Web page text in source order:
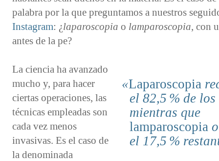
palabra por la que preguntamos a nuestros
Instagram: ¿laparoscopia o lamparoscopia, con
antes de la pe?
Laparoscopia
el 82,5 % de los
mientras que
lamparoscopia
el 17,5 %
La ciencia ha avanzado
mucho y, para hacer
ciertas operaciones, las
técnicas empleadas son
cada vez menos
invasivas. Es el caso de
la denominada